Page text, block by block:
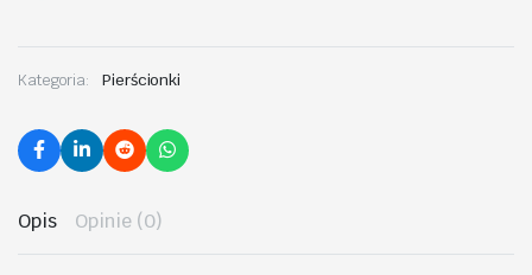
Kategoria: Pierścionki
Opis Opinie (0)